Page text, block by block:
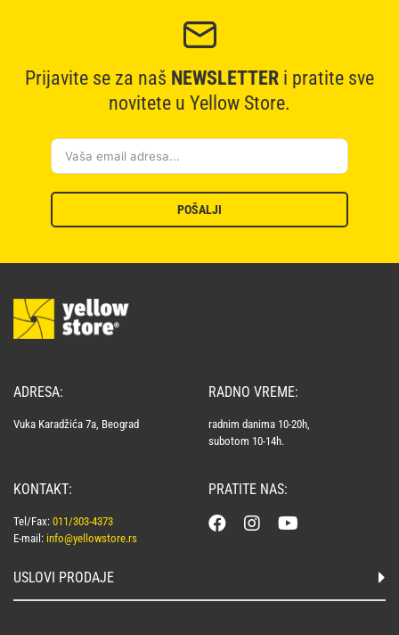
Prijavite se za naš NEWSLETTER i pratite sve
novitete u Yellow Store.
POŠALJI
ADRESA:
Vuka Karadžića 7a, Beograd
KONTAKT:
Tel/Fax: 011/303-4373
E-mail: info@yellowstore.rs
RADNO VREME:
radnim danima 10-20h,
subotom 10-14h.
PRATITE NAS:
USLOVI PRODAJE